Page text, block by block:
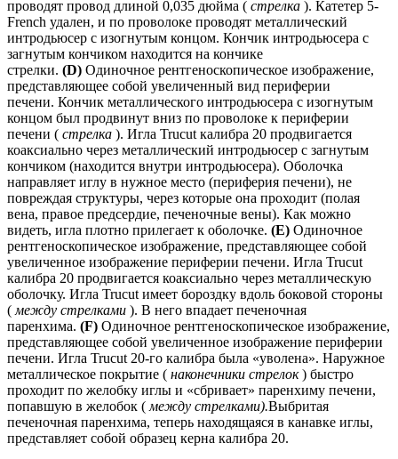
проводят провод длиной 0,035 дюйма ( стрелка ). Катетер 5-
French удален, и по проволоке проводят металлический
интродьюсер с изогнутым концом. Кончик интродьюсера с
загнутым кончиком находится на кончике
стрелки. (D) Одиночное рентгеноскопическое изображение,
представляющее собой увеличенный вид периферии
печени. Кончик металлического интродьюсера с изогнутым
концом был продвинут вниз по проволоке к периферии
печени ( стрелка ). Игла Trucut калибра 20 продвигается
коаксиально через металлический интродьюсер с загнутым
кончиком (находится внутри интродьюсера). Оболочка
направляет иглу в нужное место (периферия печени), не
повреждая структуры, через которые она проходит (полая
вена, правое предсердие, печеночные вены). Как можно
видеть, игла плотно прилегает к оболочке. (E) Одиночное
рентгеноскопическое изображение, представляющее собой
увеличенное изображение периферии печени. Игла Trucut
калибра 20 продвигается коаксиально через металлическую
оболочку. Игла Trucut имеет бороздку вдоль боковой стороны
( между стрелками ). В него впадает печеночная
паренхима. (F) Одиночное рентгеноскопическое изображение,
представляющее собой увеличенное изображение периферии
печени. Игла Trucut 20-го калибра была «уволена». Наружное
металлическое покрытие ( наконечники стрелок) быстро
проходит по желобку иглы и «сбривает» паренхиму печени,
попавшую в желобок ( между стрелками).Выбритая
печеночная паренхима, теперь находящаяся в канавке иглы,
представляет собой образец керна калибра 20.